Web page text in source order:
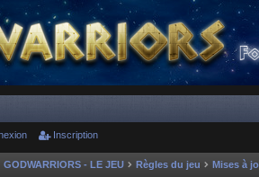
Inscription
GODWARRIORS - LE JEU Règles du jeu Mises à